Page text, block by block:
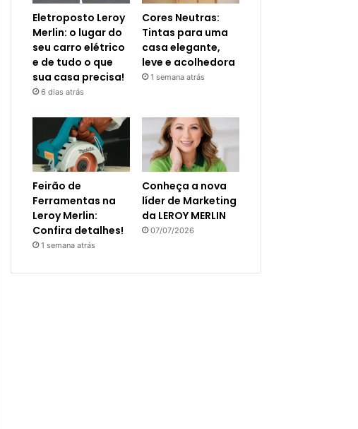
Eletroposto Leroy
Merlin: o lugar do
seu carro elétrico
e de tudo o que
sua casa precisa!
6 dias atrás
Cores Neutras:
Tintas para uma
casa elegante,
leve e acolhedora
1 semana atrás
Feirão de
Ferramentas na
Leroy Merlin:
Confira detalhes!
1 semana atrás
Conheça a nova
líder de Marketing
da LEROY MERLIN
07/07/2026